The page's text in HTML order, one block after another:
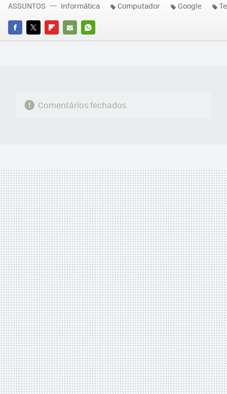
FACEBOOK
TWITTERFLIPBOARD
E-
WHATSAPP
ASSUNTOS Informática Computador Google
Comentários fechados